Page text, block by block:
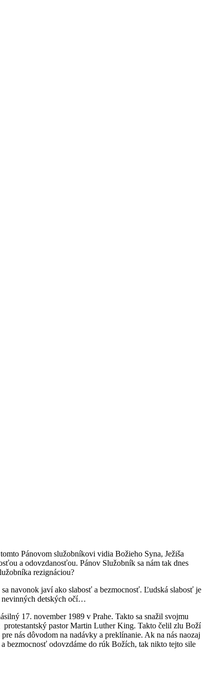
Pánovom služobníkovi vidia Božieho Syna, Ježiša
a odovzdanosťou. Pánov Služobník sa nám tak dnes
rezignáciou?
navonok javí ako slabosť a bezmocnosť. Ľudská slabosť je
nevinných detských očí…
17. november 1989 v Prahe. Takto sa snažil svojmu
pastor Martin Luther King. Takto čelil zlu Boží
nás dôvodom na nadávky a preklínanie. Ak na nás naozaj
bezmocnosť odovzdáme do rúk Božích, tak nikto tejto sile